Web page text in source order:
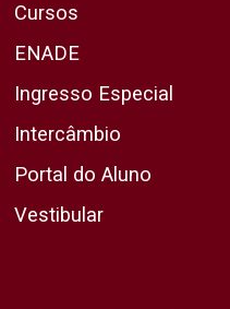
Cursos
ENADE
Ingresso Especial
Intercâmbio
Portal do Aluno
Vestibular